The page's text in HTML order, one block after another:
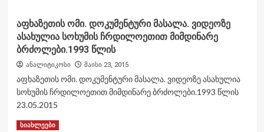
Российская
агрессия
в
Украине
побудила
Германию
и
Францию
производство
აფხაზეთის ომი. დოკუმენტური მასალა. ვიდეოზე
ასახულია სოხუმის ჩრდილოეთით მიმდინარე
ბრძოლები.1993 წლის
ანალიტიკოსი მაისი 23, 2015
აფხაზეთის ომი. დოკუმენტური მასალა. ვიდეოზე ასახულია
სოხუმის ჩრდილოეთით მიმდინარე ბრძოლები.1993 წლის
23.05.2015
Read MoreRead
სიახლეები